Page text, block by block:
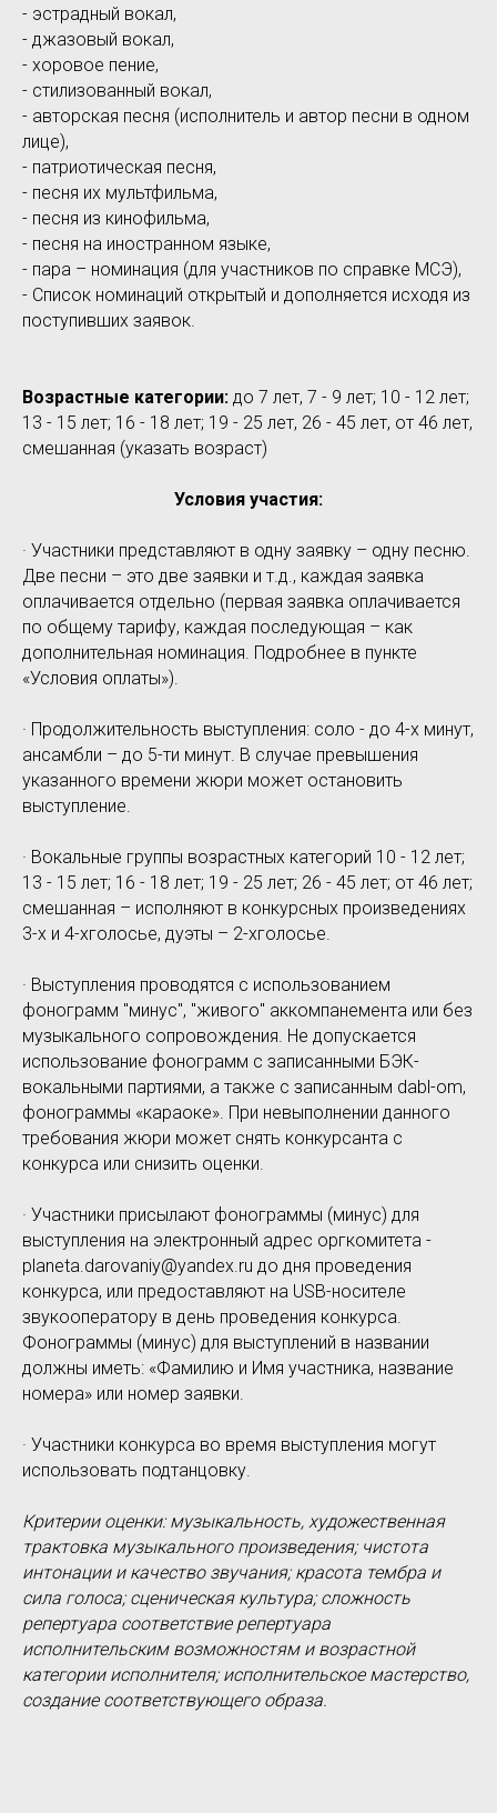
- эстрадный вокал,
- джазовый вокал,
- хоровое пение,
- стилизованный вокал,
- авторская песня (исполнитель и автор песни в одном
лице),
- патриотическая песня,
- песня их мультфильма,
- песня из кинофильма,
- песня на иностранном языке,
- пара – номинация (для участников по справке МСЭ),
- Список номинаций открытый и дополняется исходя из
поступивших заявок.
Возрастные категории: до 7 лет, 7 - 9 лет; 10 - 12 лет;
13 - 15 лет; 16 - 18 лет; 19 - 25 лет, 26 - 45 лет, от 46 лет,
смешанная (указать возраст)
Условия участия:
· Участники представляют в одну заявку – одну песню.
Две песни – это две заявки и т.д., каждая заявка
оплачивается отдельно (первая заявка оплачивается
по общему тарифу, каждая последующая – как
дополнительная номинация. Подробнее в пункте
«Условия оплаты»).
· Продолжительность выступления: соло - до 4-х минут,
ансамбли – до 5-ти минут. В случае превышения
указанного времени жюри может остановить
выступление.
· Вокальные группы возрастных категорий 10 - 12 лет;
13 - 15 лет; 16 - 18 лет; 19 - 25 лет; 26 - 45 лет; от 46 лет;
смешанная – исполняют в конкурсных произведениях
3-х и 4-хголосье, дуэты – 2-хголосье.
· Выступления проводятся с использованием
фонограмм "минус", "живого" аккомпанемента или без
музыкального сопровождения. Не допускается
использование фонограмм с записанными БЭК-
вокальными партиями, а также с записанным dabl-om,
фонограммы «караоке». При невыполнении данного
требования жюри может снять конкурсанта с
конкурса или снизить оценки.
· Участники присылают фонограммы (минус) для
выступления на электронный адрес оргкомитета -
planeta.darovaniy@yandex.ru до дня проведения
конкурса, или предоставляют на USB-носителе
звукооператору в день проведения конкурса.
Фонограммы (минус) для выступлений в названии
должны иметь: «Фамилию и Имя участника, название
номера» или номер заявки.
· Участники конкурса во время выступления могут
использовать подтанцовку.
Критерии оценки: музыкальность, художественная
трактовка музыкального произведения; чистота
интонации и качество звучания; красота тембра и
сила голоса; сценическая культура; сложность
репертуара соответствие репертуара
исполнительским возможностям и возрастной
категории исполнителя; исполнительское мастерство,
создание соответствующего образа.